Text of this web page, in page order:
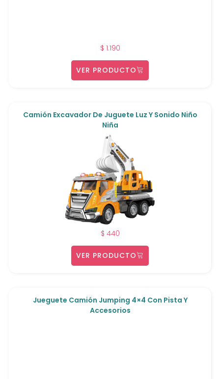
$ 1.190
VER PRODUCTO
Camión Excavador De Juguete Luz Y Sonido Niño
Niña
$ 440
VER PRODUCTO
Jueguete Camión Jumping 4×4 Con Pista Y
Accesorios